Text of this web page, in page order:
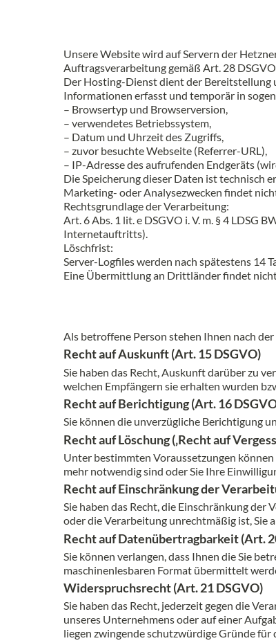
Unsere Website wird auf Servern der
Auftragsverarbeitung gemäß Art. 28 DSGVO
Der Hosting-Dienst dient der Bereitstellung
Informationen erfasst und temporär in
– Browsertyp und Browserversion,
– verwendetes Betriebssystem,
– Datum und Uhrzeit des Zugriffs,
– zuvor besuchte Webseite (Referrer-URL),
– IP-Adresse des aufrufenden Endgeräts
Die Speicherung dieser Daten ist technisch
Marketing- oder Analysezwecken findet
Rechtsgrundlage der Verarbeitung:
Art. 6 Abs. 1 lit. e DSGVO i. V. m. § 4 LDSG
Internetauftritts).
Löschfrist:
Server-Logfiles werden nach spätestens 14
Eine Übermittlung an Drittländer findet
Als betroffene Person stehen Ihnen nach
Recht auf Auskunft (Art. 15 DSGVO)
Sie haben das Recht, Auskunft darüber zu
welchen Empfängern sie erhalten wurden
Recht auf Berichtigung (Art. 16
Sie können die unverzügliche Berichtigung
Recht auf Löschung (‚Recht auf
Unter bestimmten Voraussetzungen können
mehr notwendig sind oder Sie Ihre
Recht auf Einschränkung der
Sie haben das Recht, die Einschränkung
oder die Verarbeitung unrechtmäßig ist, Sie
Recht auf Datenübertragbarkeit (Art.
Sie können verlangen, dass Ihnen die Sie
maschinenlesbaren Format übermittelt
Widerspruchsrecht (Art. 21 DSGVO)
Sie haben das Recht, jederzeit gegen die
unseres Unternehmens oder auf einer
liegen zwingende schutzwürdige Gründe für